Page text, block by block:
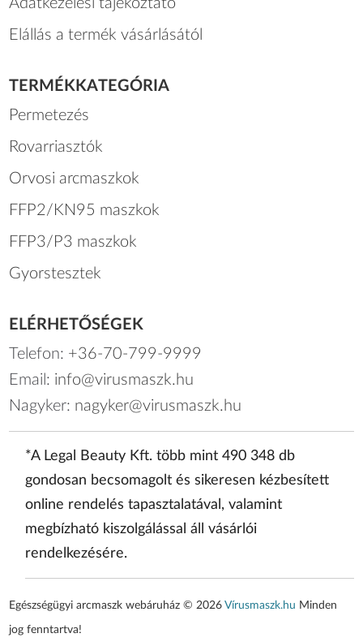
Adatkezelési tájékoztató
Elállás a termék vásárlásától
TERMÉKKATEGÓRIA
Permetezés
Rovarriasztók
Orvosi arcmaszkok
FFP2/KN95 maszkok
FFP3/P3 maszkok
Gyorstesztek
ELÉRHETŐSÉGEK
Telefon: +36-70-799-9999
Email: info@virusmaszk.hu
Nagyker: nagyker@virusmaszk.hu
*A Legal Beauty Kft. több mint 490 348 db
gondosan becsomagolt és sikeresen kézbesített
online rendelés tapasztalatával, valamint
megbízható kiszolgálással áll vásárlói
rendelkezésére.
Egészségügyi arcmaszk webáruház © 2026Vírusmaszk.hu Minden
jog fenntartva!